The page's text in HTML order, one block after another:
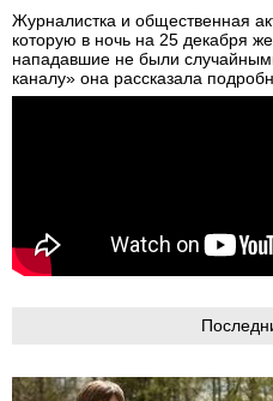
Журналистка и общественная
которую в ночь на 25 декабря
нападавшие не были
каналу» она рассказала